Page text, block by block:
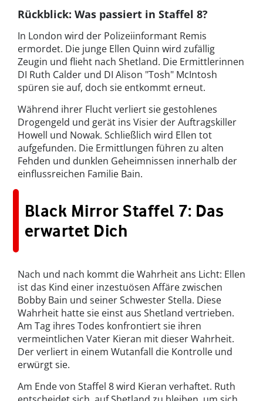
Rückblick: Was passiert in Staffel 8?
In London wird der Polizeiinformant Remis
ermordet. Die junge Ellen Quinn wird zufällig
Zeugin und flieht nach Shetland. Die Ermittlerinnen
DI Ruth Calder und DI Alison "Tosh" McIntosh
spüren sie auf, doch sie entkommt erneut.
Während ihrer Flucht verliert sie gestohlenes
Drogengeld und gerät ins Visier der Auftragskiller
Howell und Nowak. Schließlich wird Ellen tot
aufgefunden. Die Ermittlungen führen zu alten
Fehden und dunklen Geheimnissen innerhalb der
einflussreichen Familie Bain.
Black Mirror Staffel 7: Das
erwartet Dich
Nach und nach kommt die Wahrheit ans Licht: Ellen
ist das Kind einer inzestuösen Affäre zwischen
Bobby Bain und seiner Schwester Stella. Diese
Wahrheit hatte sie einst aus Shetland vertrieben.
Am Tag ihres Todes konfrontiert sie ihren
vermeintlichen Vater Kieran mit dieser Wahrheit.
Der verliert in einem Wutanfall die Kontrolle und
erwürgt sie.
Am Ende von Staffel 8 wird Kieran verhaftet. Ruth